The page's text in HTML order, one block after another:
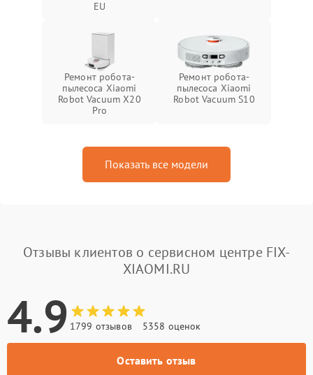
EU
Ремонт робота-
пылесоса Xiaomi
Robot Vacuum X20
Pro
Ремонт робота-
пылесоса Xiaomi
Robot Vacuum S10
Показать все модели
Отзывы клиентов о сервисном центре FIX-
XIAOMI.RU
4.9 1799 отзывов 5358 оценок
Оставить отзыв